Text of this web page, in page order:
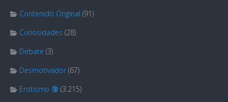
Contenido Original (91)
Curiosidades (28)
Debate (3)
Desmotivador (67)
Erotismo 🔞 (3.215)